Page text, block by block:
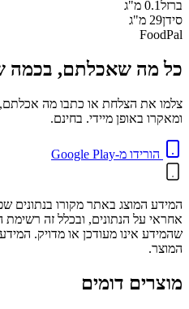
ברזל0.1 מ"ג
סידן29 מ"ג
FoodPal
כל מה שאכלתם, בכמה
ומאקרו באופן מיידי. בחינם.
הורידו מ-Google Play
המידע המוצג באתר מקורו בנתונים
אחראי על הנתונים, ובכלל זה רשימת
שהמידע אינו מעודכן או מדויק.
המוצר.
מוצרים דומים